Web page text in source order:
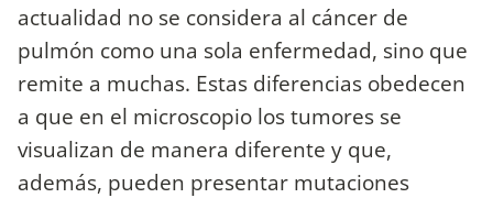
actualidad no se considera al cáncer de
pulmón como una sola enfermedad, sino que
remite a muchas. Estas diferencias obedecen
a que en el microscopio los tumores se
visualizan de manera diferente y que,
además, pueden presentar mutaciones